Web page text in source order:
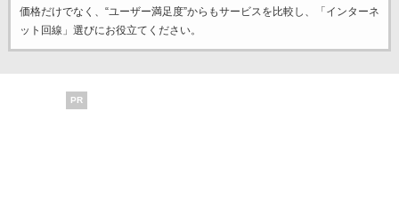
価格だけでなく、“ユーザー満足度”からもサービスを比較し、「インターネ
ット回線」選びにお役立てください。
PR